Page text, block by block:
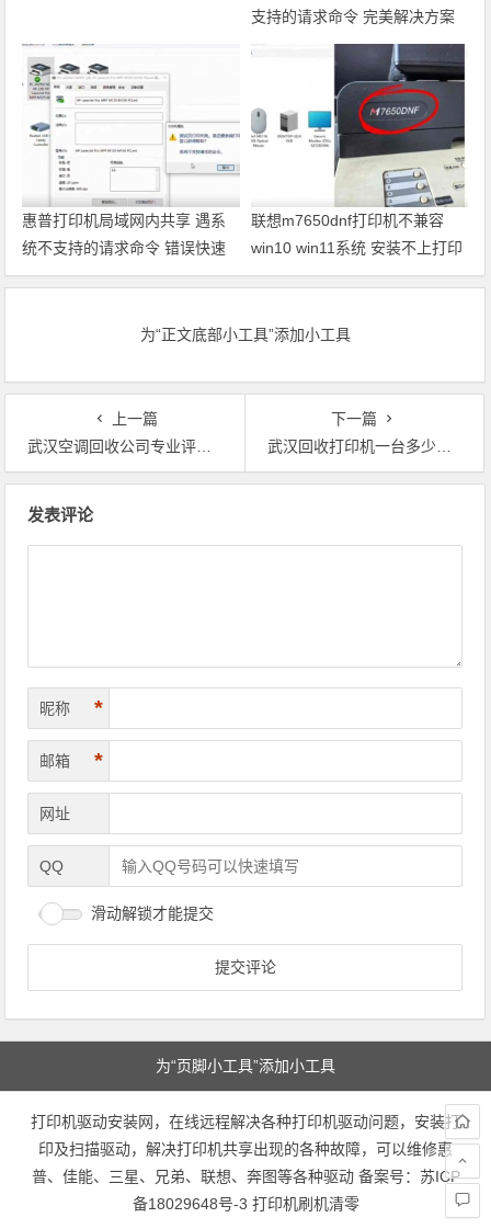
支持的请求命令 完美解决方案
惠普打印机局域网内共享 遇系
统不支持的请求命令 错误快速
解决问题
联想m7650dnf打印机不兼容
win10 win11系统 安装不上打印
机驱动程序快速解决方案
为“正文底部小工具”添加小工具
上一篇
武汉空调回收公司专业评估价格好。
下一篇
武汉回收打印机一台多少钱？
发表评论
昵称 *
邮箱 *
网址
QQ
滑动解锁才能提交
为“页脚小工具”添加小工具
打印机驱动安装网，在线远程解决各种打印机驱动问题，安装打
印及扫描驱动，解决打印机共享出现的各种故障，可以维修惠
普、佳能、三星、兄弟、联想、奔图等各种驱动 备案号： 苏ICP
备18029648号-3 打印机刷机清零